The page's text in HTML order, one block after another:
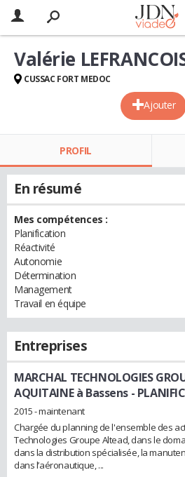
Ajouter
Valérie
CUSSAC FORT MEDOC
PROFIL
En résumé
Mes compétences :
Planification
Réactivité
Autonomie
Détermination
Management
Travail en équipe
Entreprises
MARCHAL TECHNOLOGIES
AQUITAINE à Bassens -
2015 - maintenant
Chargée du planning de l'ensemble des
Technologies Groupe Altead, dans le
dans la distribution spécialisée, la
dans l’aéronautique, ...